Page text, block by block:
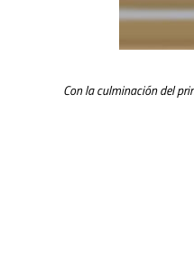
Con la culminación del